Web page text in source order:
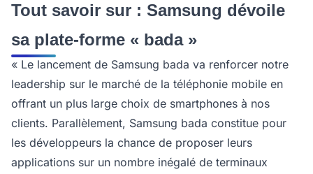
Tout savoir sur : Samsung dévoile
sa plate-forme « bada »
« Le lancement de Samsung bada va renforcer notre
leadership sur le marché de la téléphonie mobile en
offrant un plus large choix de smartphones à nos
clients. Parallèlement, Samsung bada constitue pour
les développeurs la chance de proposer leurs
applications sur un nombre inégalé de terminaux